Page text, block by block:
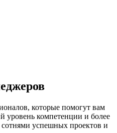
которые помогут вам
уровень компетенции и более
успешных проектов и